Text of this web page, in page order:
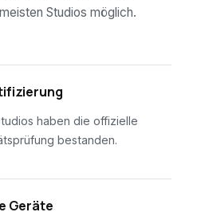
Studios möglich.
haben die offizielle
bestanden.
Geräte